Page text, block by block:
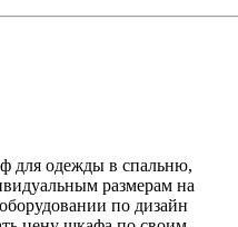
для одежды в спальню,
размерам на
по дизайн